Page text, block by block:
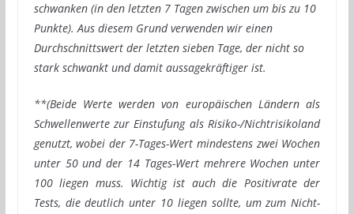
schwanken (in den letzten 7 Tagen zwischen um bis zu 10
Punkte). Aus diesem Grund verwenden wir einen
Durchschnittswert der letzten sieben Tage, der nicht so
stark schwankt und damit aussagekräftiger ist.
**(Beide Werte werden von europäischen Ländern als
Schwellenwerte zur Einstufung als Risiko-/Nichtrisikoland
genutzt, wobei der 7-Tages-Wert mindestens zwei Wochen
unter 50 und der 14 Tages-Wert mehrere Wochen unter
100 liegen muss. Wichtig ist auch die Positivrate der
Tests, die deutlich unter 10 liegen sollte, um zum Nicht-